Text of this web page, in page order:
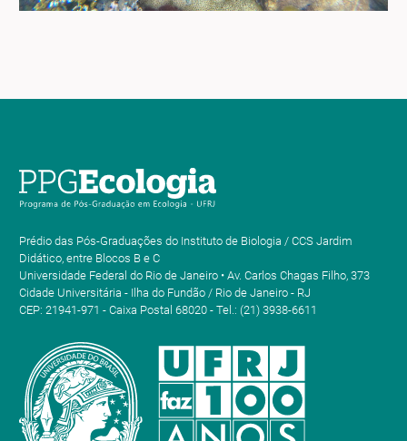
Prédio das Pós-Graduações do Instituto de Biologia / CCS Jardim
Didático, entre Blocos B e C
Universidade Federal do Rio de Janeiro • Av. Carlos Chagas Filho, 373
Cidade Universitária - Ilha do Fundão / Rio de Janeiro - RJ
CEP: 21941-971 - Caixa Postal 68020 - Tel.: (21) 3938-6611